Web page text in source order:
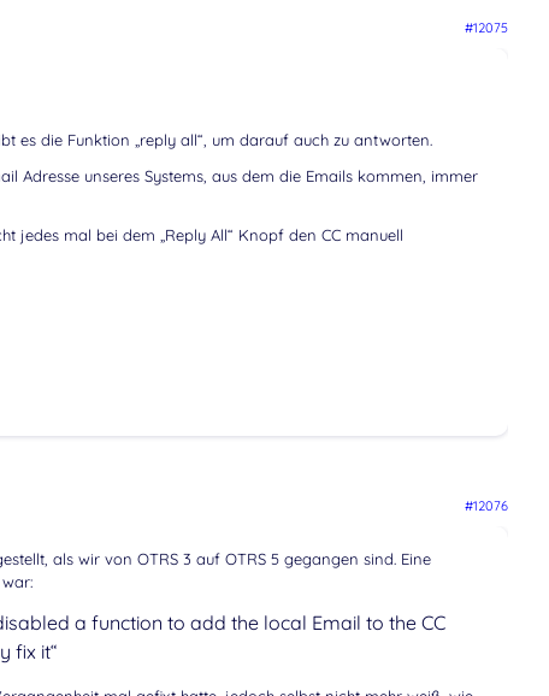
#12075
es die Funktion „reply all“, um darauf auch zu antworten.
Adresse unseres Systems, aus dem die Emails kommen, immer
jedes mal bei dem „Reply All“ Knopf den CC manuell
#12076
als wir von OTRS 3 auf OTRS 5 gegangen sind. Eine
a function to add the local Email to the CC
fix it“